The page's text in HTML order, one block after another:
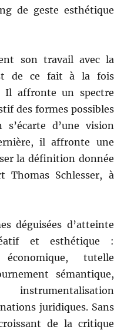
de geste esthétique
son travail avec la
de ce fait à la fois
Il affronte un spectre
des formes possibles
d’une vision
il affronte une
la définition donnée
Thomas Schlesser, à
déguisées d’atteinte
et esthétique :
économique, tutelle
sémantique,
juridiques. Sans
de la critique